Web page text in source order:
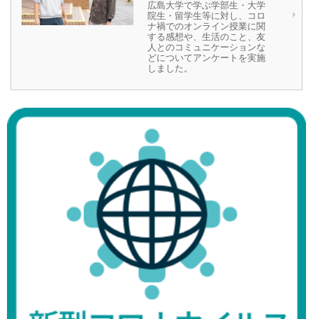
広島大学で学ぶ学部生・大学
院生・留学生等に対し、コロ
ナ禍でのオンライン授業に関
する感想や、生活のこと、友
人とのコミュニケーションな
どについてアンケートを実施
しました。